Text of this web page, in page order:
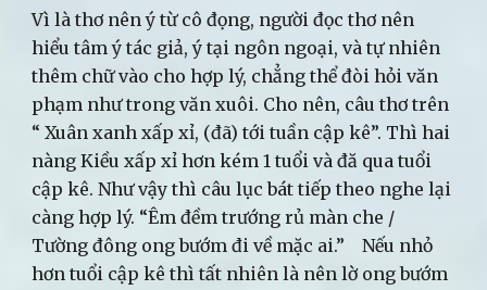
Vì là thơ nên ý từ cô đọng, người đọc thơ nên
hiểu tâm ý tác giả, ý tại ngôn ngoại, và tự nhiên
thêm chữ vào cho hợp lý, chẳng thể đòi hỏi văn
phạm như trong văn xuôi. Cho nên, câu thơ trên
“ Xuân xanh xấp xỉ, (đã) tới tuần cập kê”. Thì hai
nàng Kiều xấp xỉ hơn kém 1 tuổi và đă qua tuổi
cập kê. Như vậy thì câu lục bát tiếp theo nghe lại
càng hợp lý. “Êm đềm trướng rủ màn che /
Tường đông ong bướm đi về mặc ai.” Nếu nhỏ
hơn tuổi cập kê thì tất nhiên là nên lờ ong bướm